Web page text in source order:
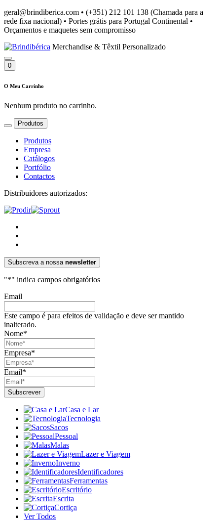
geral@brindiberica.com • (+351) 212 101 138 (Chamada para a
rede fixa nacional) • Portes grátis para Portugal Continental •
Orçamentos e maquetes sem compromisso
Merchandise & Têxtil Personalizado
0
O Meu Carrinho
Nenhum produto no carrinho.
Produtos
Produtos
Empresa
Catálogos
Portfólio
Contactos
Distribuidores autorizados:
Subscreva a nossa newsletter
"*" indica campos obrigatórios
Email
Este campo é para efeitos de validação e deve ser mantido
inalterado.
Nome*
Empresa*
Email*
Casa e Lar
Tecnologia
Sacos
Pessoal
Malas
Lazer e Viagem
Inverno
Identificadores
Ferramentas
Escritório
Escrita
Cortiça
Ver Todos